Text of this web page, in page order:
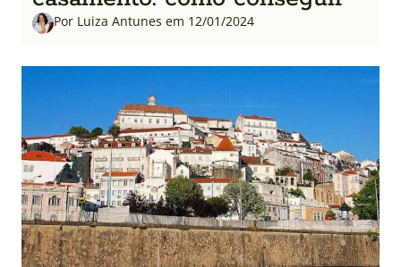
Por Luiza Antunes em 12/01/2024